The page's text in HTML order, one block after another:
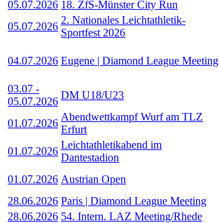
05.07.2026 18. ZfS-Münster City Run
05.07.2026
2. Nationales Leichtathletik-
Sportfest 2026
04.07.2026 Eugene | Diamond League Meeting
03.07 -
05.07.2026
DM U18/U23
01.07.2026
Abendwettkampf Wurf am TLZ
Erfurt
01.07.2026
Leichtathletikabend im
Dantestadion
01.07.2026 Austrian Open
28.06.2026 Paris | Diamond League Meeting
28.06.2026 54. Intern. LAZ Meeting/Rhede